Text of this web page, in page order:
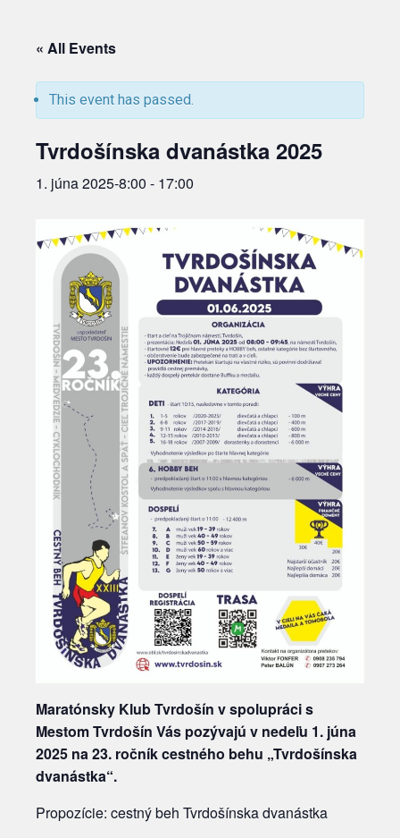
« All Events
This event has passed.
Tvrdošínska dvanástka 2025
1. júna 2025-8:00 - 17:00
Maratónsky Klub Tvrdošín v spolupráci s
Mestom Tvrdošín Vás pozývajú v nedeľu 1. júna
2025 na 23. ročník cestného behu „Tvrdošínska
dvanástka“.
Propozície: cestný beh Tvrdošínska dvanástka